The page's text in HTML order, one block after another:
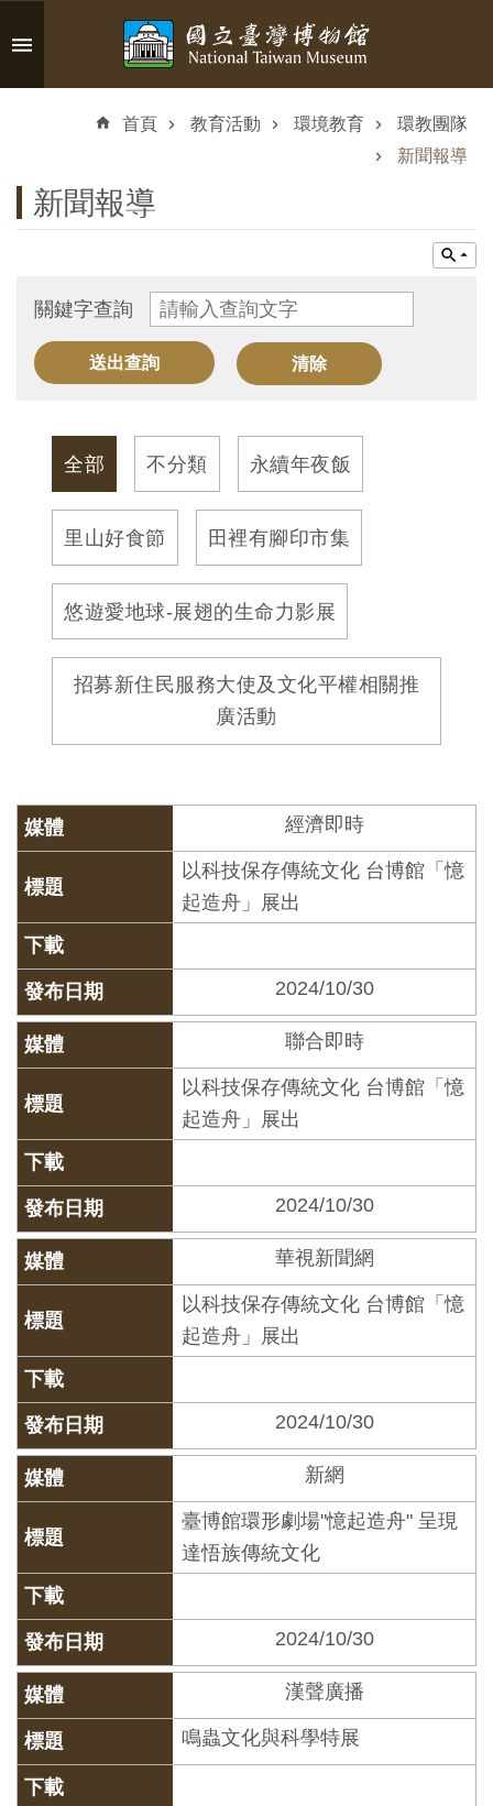
跳到主要內容區塊
識
博
活
動
版
文
創
典
藏
研
究
便
民
務
政
府
公
開
資
隱
私
權
與
資
訊
首頁 教育活動 環境教育
環教團隊
新聞報導
新聞報導
關鍵字查詢
全部 不分類 永續年夜飯
里山好食節 田裡有腳印市集
悠遊愛地球-展翅的生命力影展
招募新住民服務大使及文化平權相關推
廣活動
經濟即時
以科技保存傳統文化 台博館「憶
起造舟」展出
2024/10/30
聯合即時
以科技保存傳統文化 台博館「憶
起造舟」展出
2024/10/30
華視新聞網
以科技保存傳統文化 台博館「憶
起造舟」展出
2024/10/30
新網
臺博館環形劇場"憶起造舟" 呈現
達悟族傳統文化
2024/10/30
漢聲廣播
鳴蟲文化與科學特展